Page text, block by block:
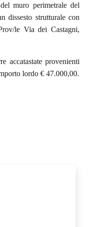
muro perimetrale del
dissesto strutturale con
le Via dei Castagni,
accatastate provenienti
lordo € 47.000,00.